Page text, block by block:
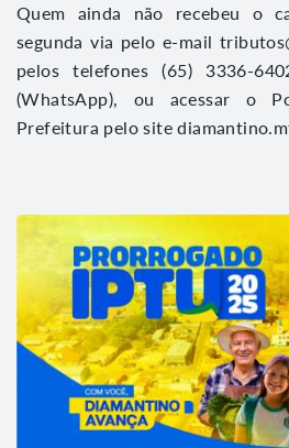
Quem ainda não recebeu o
segunda via pelo e-mail
pelos telefones (65) 3336-
(WhatsApp), ou acessar o
Prefeitura pelo site